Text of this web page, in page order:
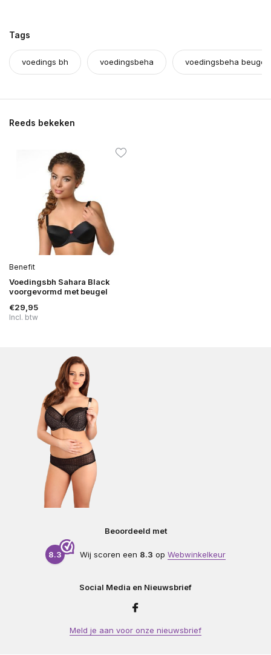
Tags
voedings bh voedingsbeha voedingsbeha beugel
Reeds bekeken
Benefit
Voedingsbh Sahara Black
voorgevormd met beugel
€29,95
Incl. btw
Beoordeeld met
8.3 Wij scoren een 8.3 op Webwinkelkeur
Social Media en Nieuwsbrief
Meld je aan voor onze nieuwsbrief